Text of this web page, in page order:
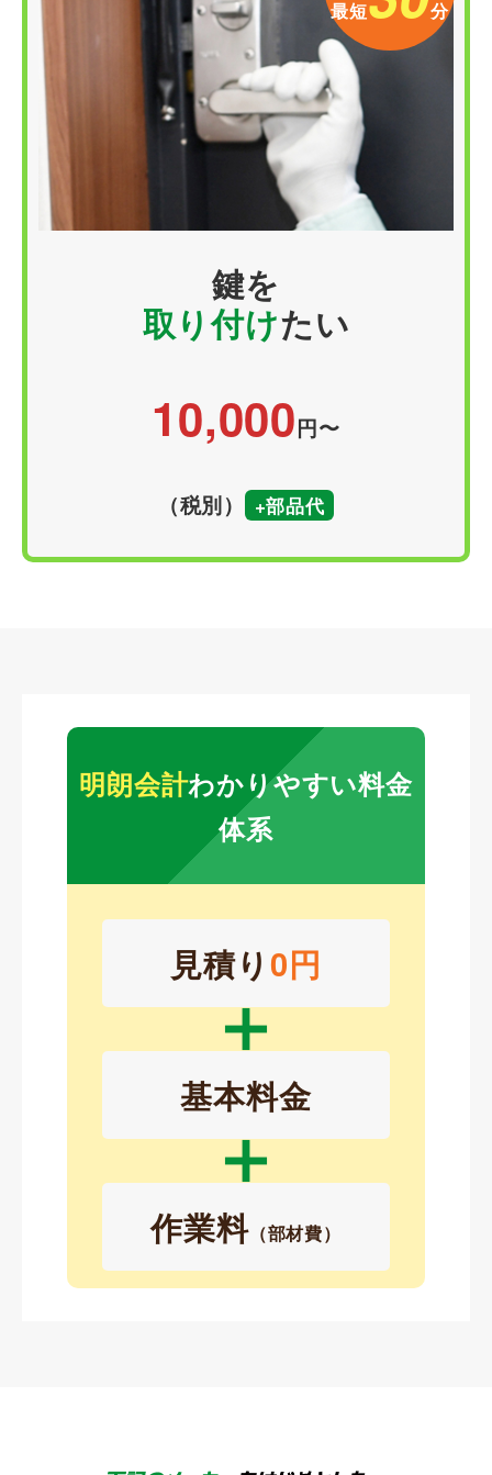
最短 分
鍵を
取り付けたい
10,000円〜
（税別） +部品代
明朗会計わかりやすい料金
体系
見積り0円
基本料金
作業料（部材費）